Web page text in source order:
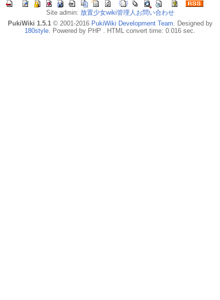
Site admin: 放置少女wiki管理人お問い合わせ
PukiWiki 1.5.1© 2001-2016 PukiWiki Development Team. Designed by
180style. Powered by PHP . HTML convert time: 0.016 sec.